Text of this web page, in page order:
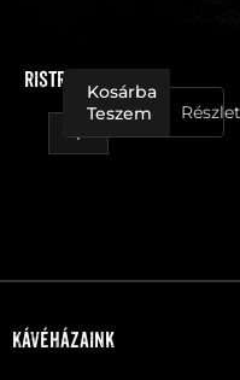
RistrettoKosárba
Teszem
Kávéházaink